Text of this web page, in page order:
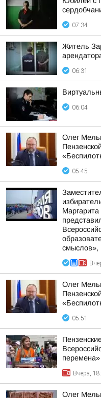
07:34
Житель
06:31
06:04
Олег
05:45
смыслов»,
Олег
05:51
перемена»
Вчера,
Олег